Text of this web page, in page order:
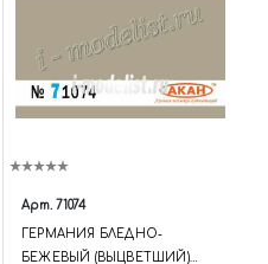
Арт. 71074
ГЕРМАНИЯ БЛЕДНО-
БЕЖЕВЫЙ (ВЫЦВЕТШИЙ)